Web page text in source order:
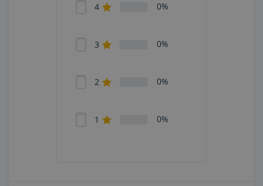
4 0%
3 0%
2 0%
1 0%